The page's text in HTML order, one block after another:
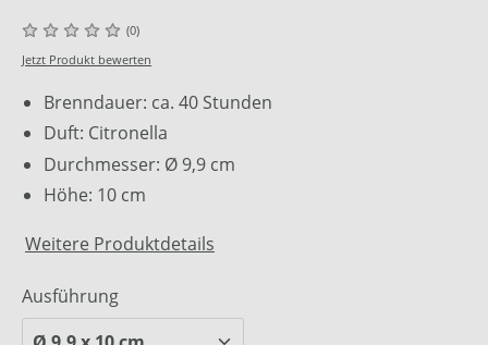
(0)
Jetzt Produkt bewerten
Brenndauer: ca. 40 Stunden
Duft: Citronella
Durchmesser: Ø 9,9 cm
Höhe: 10 cm
Weitere Produktdetails
Ausführung